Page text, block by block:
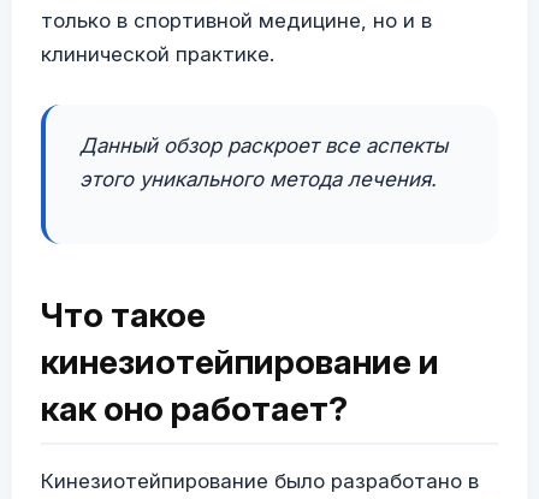
только в спортивной медицине, но и в
клинической практике.
Данный обзор раскроет все аспекты
этого уникального метода лечения.
Что такое
кинезиотейпирование и
как оно работает?
Кинезиотейпирование было разработано в